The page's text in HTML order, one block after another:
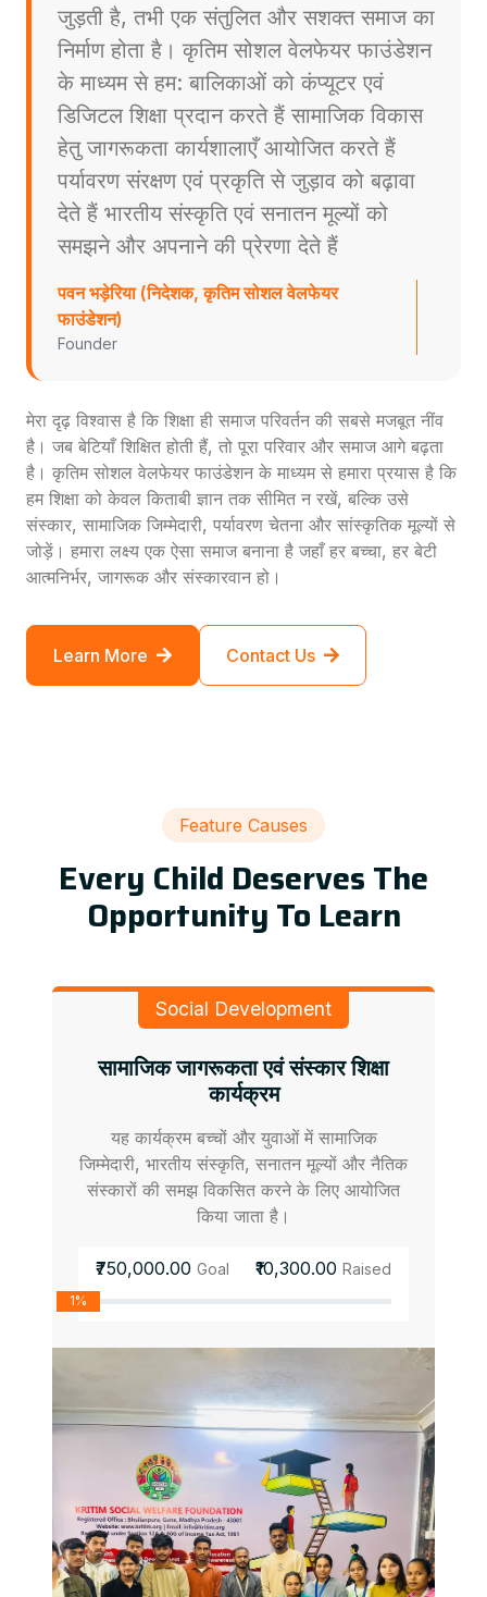
जुड़ती है, तभी एक संतुलित और सशक्त समाज का
निर्माण होता है। कृतिम सोशल वेलफेयर फाउंडेशन
के माध्यम से हम: बालिकाओं को कंप्यूटर एवं
डिजिटल शिक्षा प्रदान करते हैं सामाजिक विकास
हेतु जागरूकता कार्यशालाएँ आयोजित करते हैं
पर्यावरण संरक्षण एवं प्रकृति से जुड़ाव को बढ़ावा
देते हैं भारतीय संस्कृति एवं सनातन मूल्यों को
समझने और अपनाने की प्रेरणा देते हैं
पवन भड़ेरिया (निदेशक, कृतिम सोशल वेलफेयर
फाउंडेशन)
Founder
मेरा दृढ़ विश्वास है कि शिक्षा ही समाज परिवर्तन की सबसे मजबूत नींव
है। जब बेटियाँ शिक्षित होती हैं, तो पूरा परिवार और समाज आगे बढ़ता
है। कृतिम सोशल वेलफेयर फाउंडेशन के माध्यम से हमारा प्रयास है कि
हम शिक्षा को केवल किताबी ज्ञान तक सीमित न रखें, बल्कि उसे
संस्कार, सामाजिक जिम्मेदारी, पर्यावरण चेतना और सांस्कृतिक मूल्यों से
जोड़ें। हमारा लक्ष्य एक ऐसा समाज बनाना है जहाँ हर बच्चा, हर बेटी
आत्मनिर्भर, जागरूक और संस्कारवान हो।
Learn More Contact Us
Feature Causes
Every Child Deserves The
Opportunity To Learn
Social Development
सामाजिक जागरूकता एवं संस्कार शिक्षा
कार्यक्रम
यह कार्यक्रम बच्चों और युवाओं में सामाजिक
जिम्मेदारी, भारतीय संस्कृति, सनातन मूल्यों और नैतिक
संस्कारों की समझ विकसित करने के लिए आयोजित
किया जाता है।
₹750,000.00 Goal ₹10,300.00 Raised
1%